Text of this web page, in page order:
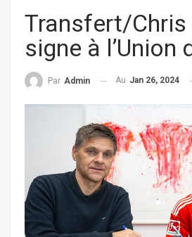
Transfert/Chris
signe à l’Union
Par Admin Au Jan 26, 2024